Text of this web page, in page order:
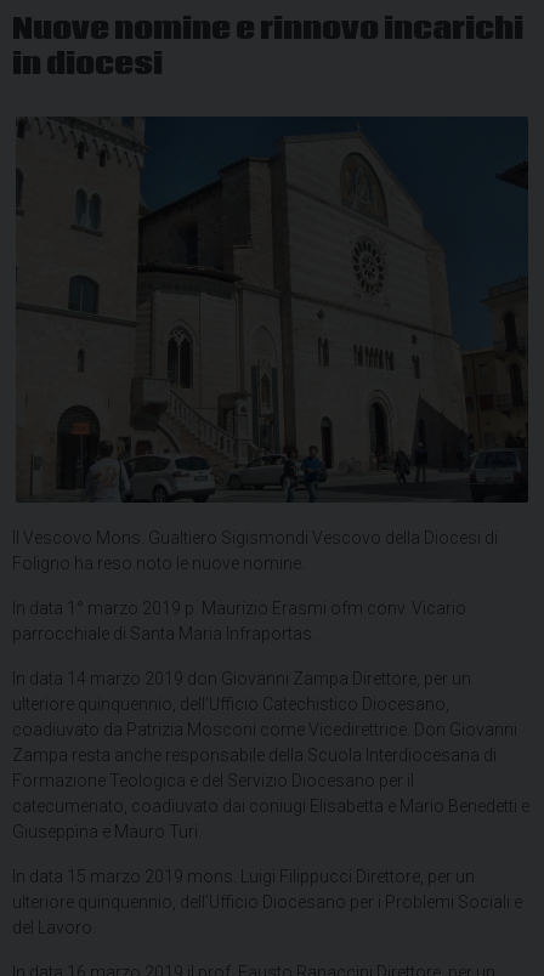
Nuove nomine e rinnovo incarichi
in diocesi
Il Vescovo Mons. Gualtiero Sigismondi Vescovo della Diocesi di
Foligno ha reso noto le nuove nomine.
In data 1° marzo 2019 p. Maurizio Erasmi ofm conv. Vicario
parrocchiale di Santa Maria Infraportas.
In data 14 marzo 2019 don Giovanni Zampa Direttore, per un
ulteriore quinquennio, dell’Ufficio Catechistico Diocesano,
coadiuvato da Patrizia Mosconi come Vicedirettrice. Don Giovanni
Zampa resta anche responsabile della Scuola Interdiocesana di
Formazione Teologica e del Servizio Diocesano per il
catecumenato, coadiuvato dai coniugi Elisabetta e Mario Benedetti e
Giuseppina e Mauro Turi.
In data 15 marzo 2019 mons. Luigi Filippucci Direttore, per un
ulteriore quinquennio, dell’Ufficio Diocesano per i Problemi Sociali e
del Lavoro.